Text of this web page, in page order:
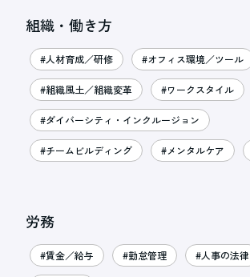
組織・働き方
#人材育成／研修 #オフィス環境／ツール
#組織風土／組織変革 #ワークスタイル
#ダイバーシティ・インクルージョン
#チームビルディング #メンタルケア
労務
#賃金／給与 #勤怠管理 #人事の法律